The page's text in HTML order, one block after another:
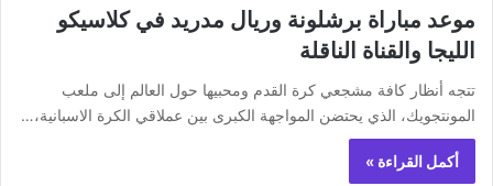
موعد مباراة برشلونة وريال مدريد في كلاسيكو
الليجا والقناة الناقلة
تتجه أنظار كافة مشجعي كرة القدم ومحبيها حول العالم إلى ملعب
المونتجويك، الذي يحتضن المواجهة الكبرى بين عملاقي الكرة الاسبانية،…
أكمل القراءة »